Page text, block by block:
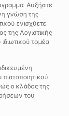
Αυξήστε
γνώση της
ενισχύετε
της Λογιστικής
τομέα.
ο κλάδος της
του